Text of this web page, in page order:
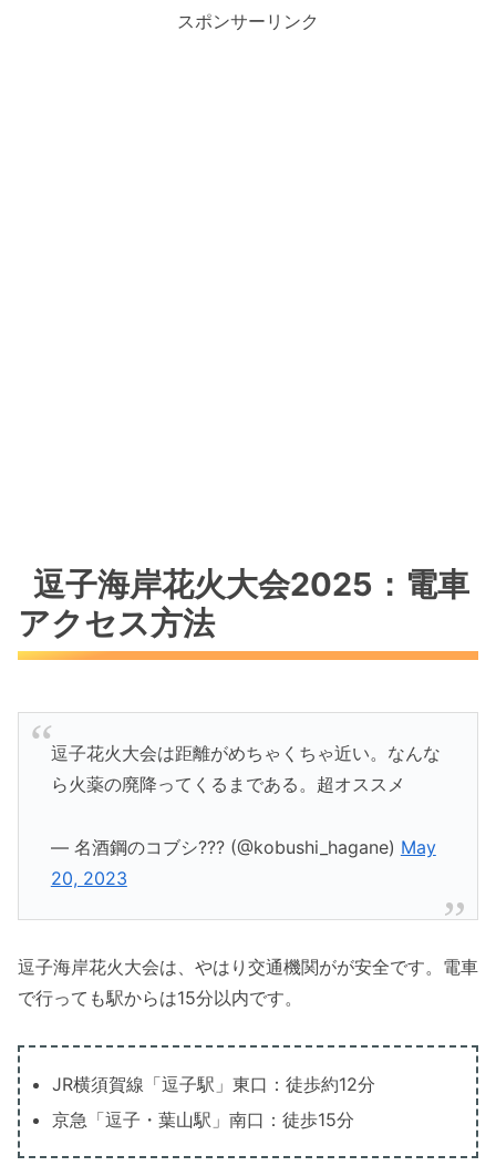
スポンサーリンク
逗子海岸花火大会2025：電車
アクセス方法
逗子花火大会は距離がめちゃくちゃ近い。なんな
ら火薬の廃降ってくるまである。超オススメ
— 名酒鋼のコブシ??? (@kobushi_hagane) May
20, 2023
逗子海岸花火大会は、やはり交通機関がが安全です。電車
で行っても駅からは15分以内です。
JR横須賀線「逗子駅」東口：徒歩約12分
京急「逗子・葉山駅」南口：徒歩15分